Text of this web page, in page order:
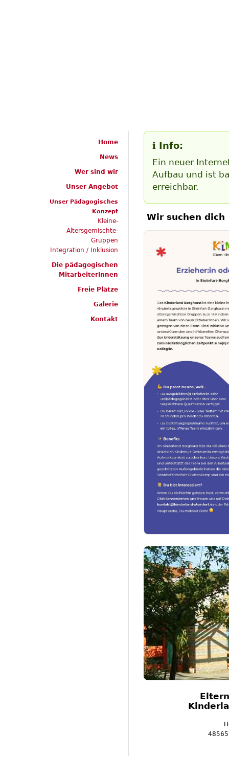
ℹ️ Info:
Ein neuer
Aufbau und ist
erreichbar.
Wir suchen
Home
News
Wer sind wir
Unser Angebot
Unser Pädagogisches
Konzept
Kleine-
Altersgemischte-
Gruppen
Integration / Inklusion
Die pädagogischen
MitarbeiterInnen
Freie Plätze
Galerie
Kontakt